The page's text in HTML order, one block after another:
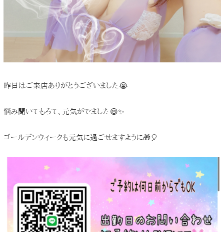
昨日はご来店ありがとうございました😭
悩み聞いてもろて、元気がでました😃✨
ゴールデンウィークも元気に過ごせますように🎁🎈